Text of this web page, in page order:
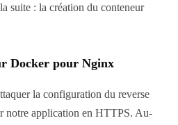
suite : la création du conteneur
Docker pour Nginx
la configuration du reverse
notre application en HTTPS. Au-